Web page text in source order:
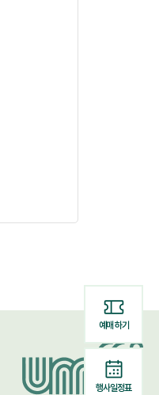
예매 하기
행사일정표